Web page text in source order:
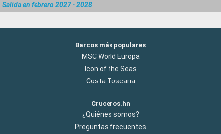
Salida en febrero 2027 - 2028
Barcos más populares
MSC World Europa
Icon of the Seas
Costa Toscana
Cruceros.hn
¿Quiénes somos?
Preguntas frecuentes